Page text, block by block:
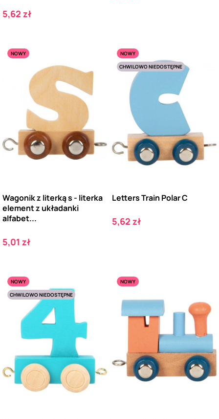
Cena
5,62 zł
NOWY
Wagonik z literką s - literka
element z układanki
alfabet...
Cena
5,01 zł
NOWY
CHWILOWO NIEDOSTĘPNE
Letters Train Polar C
Cena
5,62 zł
NOWY
CHWILOWO NIEDOSTĘPNE
NOWY